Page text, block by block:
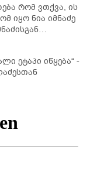
რომ ვთქვა, ის
იყო ნია იმნაძე
ეს" - რას
ეტაპი იწყება“ -